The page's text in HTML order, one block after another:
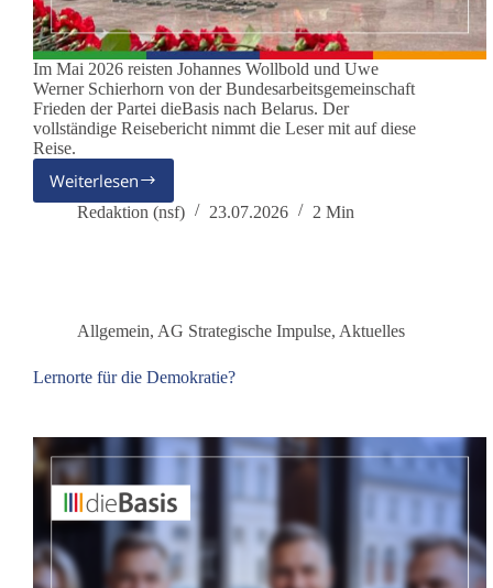
Im Mai 2026 reisten Johannes Wollbold und Uwe
Werner Schierhorn von der Bundesarbeitsgemeinschaft
Frieden der Partei dieBasis nach Belarus. Der
vollständige Reisebericht nimmt die Leser mit auf diese
Reise.
WeiterlesenFreundschaftsreise
nach
Frieden
Redaktion (nsf) 23.07.2026 2 Min
Allgemein, AG Strategische Impulse, Aktuelles
Lernorte für die Demokratie?